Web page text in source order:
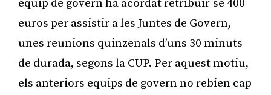
equip de govern ha acordat retribuir-se 400
euros per assistir a les Juntes de Govern,
unes reunions quinzenals d’uns 30 minuts
de durada, segons la CUP. Per aquest motiu,
els anteriors equips de govern no rebien cap